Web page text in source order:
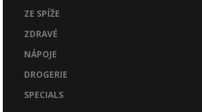
ZE SPÍŽE
ZDRAVÉ
NÁPOJE
DROGERIE
SPECIALS